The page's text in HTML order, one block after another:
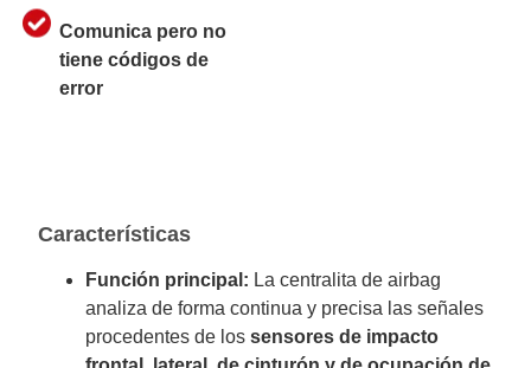
Comunica pero no
tiene códigos de
error
Características
Función principal: La centralita de airbag
analiza de forma continua y precisa las señales
procedentes de lossensores de impacto